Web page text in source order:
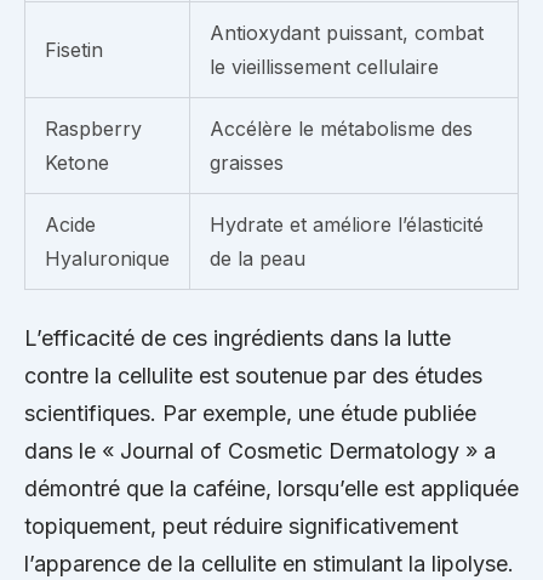
Fisetin
Antioxydant puissant, combat
le vieillissement cellulaire
Raspberry
Ketone
Accélère le métabolisme des
graisses
Acide
Hyaluronique
Hydrate et améliore l’élasticité
de la peau
L’efficacité de ces ingrédients dans la lutte
contre la cellulite est soutenue par des études
scientifiques. Par exemple, une étude publiée
dans le « Journal of Cosmetic Dermatology » a
démontré que la caféine, lorsqu’elle est appliquée
topiquement, peut réduire significativement
l’apparence de la cellulite en stimulant la lipolyse.